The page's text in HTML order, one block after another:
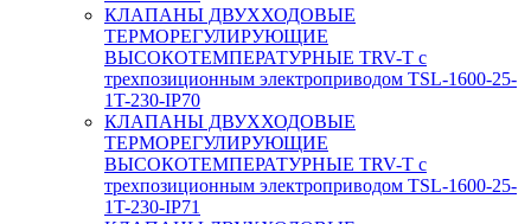
КЛАПАНЫ ДВУХХОДОВЫЕ
ТЕРМОРЕГУЛИРУЮЩИЕ
ВЫСОКОТЕМПЕРАТУРНЫЕ TRV-T с
трехпозиционным электроприводом TSL-1600-25-
1T-230-IP70
КЛАПАНЫ ДВУХХОДОВЫЕ
ТЕРМОРЕГУЛИРУЮЩИЕ
ВЫСОКОТЕМПЕРАТУРНЫЕ TRV-T с
трехпозиционным электроприводом TSL-1600-25-
1T-230-IP71